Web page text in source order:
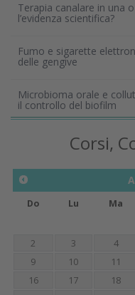
Terapia canalare in una
l’evidenza scientifica?
Fumo e sigarette
delle gengive
Microbioma orale e
il controllo del biofilm
Corsi,
Do Lu Ma
2
3 4
9
10 11
16
17 18